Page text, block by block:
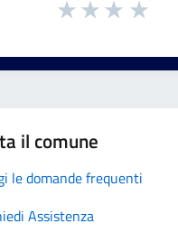
il comune
le domande frequenti
Assistenza